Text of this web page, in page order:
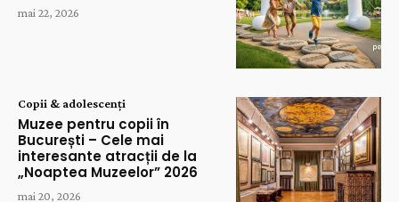
mai 22, 2026
Copii & adolescenți
Muzee pentru copii în
București – Cele mai
interesante atracții de la
„Noaptea Muzeelor” 2026
mai 20, 2026